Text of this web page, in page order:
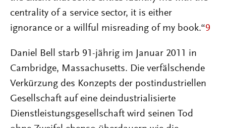
centrality of a service sector, it is either
ignorance or a willful misreading of my book.“9
Daniel Bell starb 91-jährig im Januar 2011 in
Cambridge, Massachusetts. Die verfälschende
Verkürzung des Konzepts der postindustriellen
Gesellschaft auf eine deindustrialisierte
Dienstleistungsgesellschaft wird seinen Tod